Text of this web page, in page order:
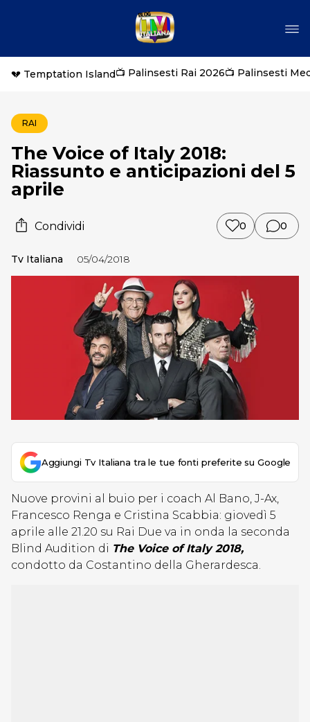
💔 Temptation Island📺 Palinsesti Rai 2026📺 Palinsesti
RAI
The Voice of Italy 2018:
Riassunto e anticipazioni del 5
aprile
Condividi 0 0
Tv Italiana 05/04/2018
Aggiungi Tv Italiana tra le tue fonti preferite su Google
Nuove provini al buio per i coach Al Bano, J-Ax,
Francesco Renga e Cristina Scabbia: giovedì 5
aprile alle 21.20 su Rai Due va in onda la seconda
Blind Audition di The Voice of Italy 2018,
condotto da Costantino della Gherardesca.